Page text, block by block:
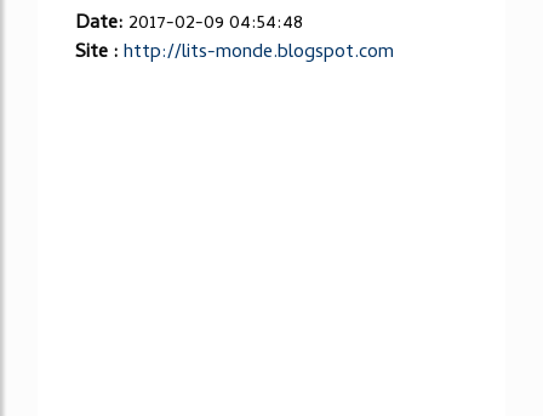
Date: 2017-02-09 04:54:48
Site :http://lits-monde.blogspot.com